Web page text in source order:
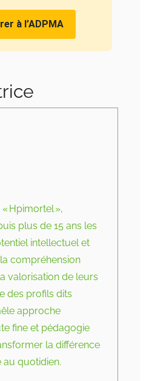
à l’ADPMA
Hpimortel »,
plus de 15 ans les
intellectuel et
compréhension
valorisation de leurs
des profils dits
approche
fine et pédagogie
la différence
quotidien.​